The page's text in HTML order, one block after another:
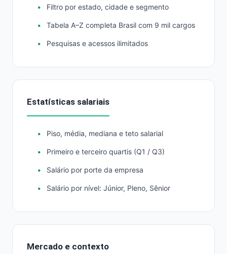
Filtro por estado, cidade e segmento
Tabela A–Z completa Brasil com 9 mil cargos
Pesquisas e acessos ilimitados
Estatísticas salariais
Piso, média, mediana e teto salarial
Primeiro e terceiro quartis (Q1 / Q3)
Salário por porte da empresa
Salário por nível: Júnior, Pleno, Sênior
Mercado e contexto